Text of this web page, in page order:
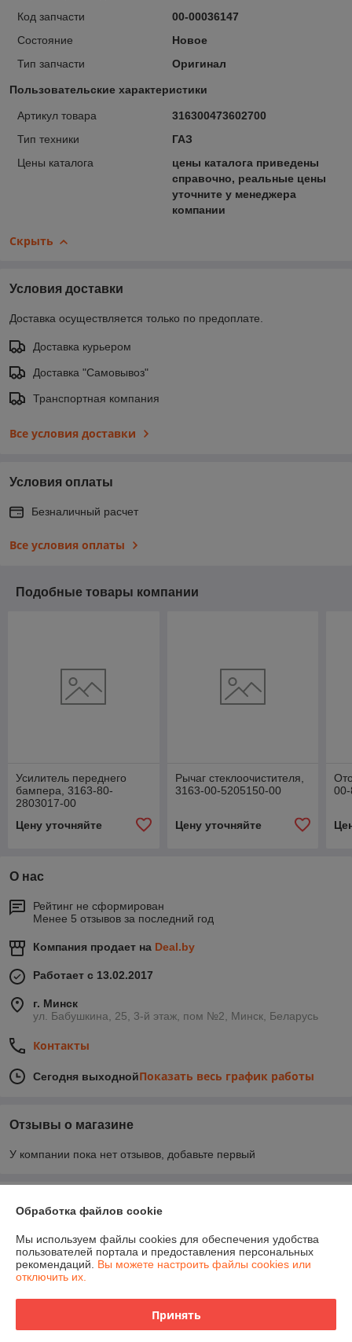
Код запчасти
00-00036147
Состояние
Новое
Тип запчасти
Оригинал
Пользовательские характеристики
Артикул товара
316300473602700
Тип техники
ГАЗ
Цены каталога
цены каталога приведены
справочно, реальные цены
уточните у менеджера
компании
Скрыть
Условия доставки
Доставка осуществляется только по предоплате.
Доставка курьером
Доставка "Самовывоз"
Транспортная компания
Все условия доставки
Условия оплаты
Безналичный расчет
Все условия оплаты
Подобные товары компании
Усилитель переднего
бампера, 3163-80-
2803017-00
Цену уточняйте
Рычаг стеклоочистителя,
3163-00-5205150-00
Цену уточняйте
О нас
Рейтинг не сформирован
Менее 5 отзывов за последний год
Компания продает на Deal.by
Работает с 13.02.2017
г. Минск
ул. Бабушкина, 25, 3-й этаж, пом №2, Минск, Беларусь
Контакты
Сегодня выходнойПоказать весь график работы
Отзывы о магазине
У компании пока нет отзывов, добавьте первый
Контакты
Доставка и оплата
Обработка файлов cookie
Мы используем файлы cookies для обеспечения удобства
пользователей портала и предоставления персональных
рекомендаций. Вы можете настроить файлы cookies или
отключить их.
Принять